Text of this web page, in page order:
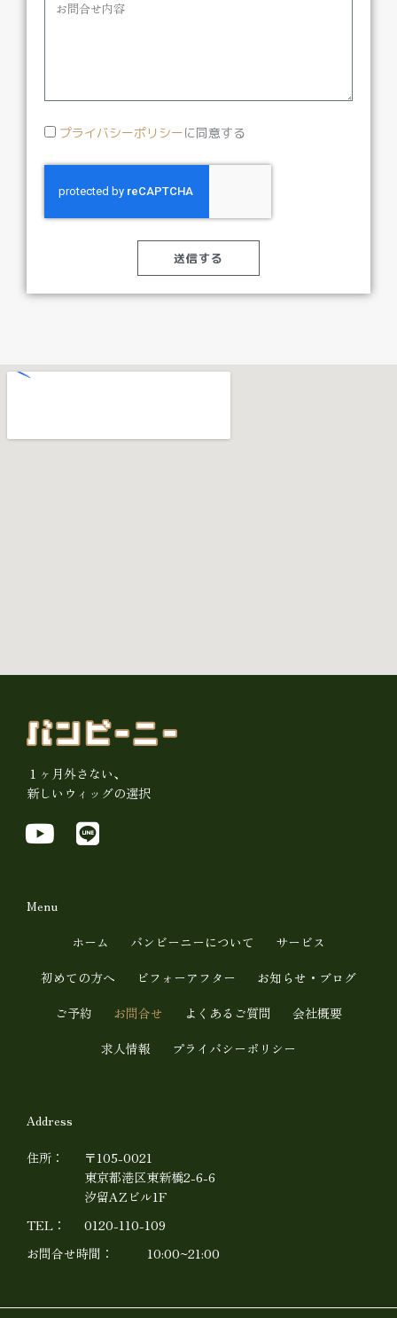
プライバシーポリシーに同意する
送信する
１ヶ月外さない、
新しいウィッグの選択
Y
t
b
e
L
Menu
ホーム バンビーニーについて
サービス
初めての方へ
ビフォーアフター
お知らせ・ブログ
ご予約
お問合せ よくあるご質問
会社概要
求人情報
プライバシーポリシー
Address
住所：
〒105-0021
東京都港区東新橋2-6-6
汐留AZビル1F
TEL：
0120-110-109
お問合せ時間：
10:00~21:00